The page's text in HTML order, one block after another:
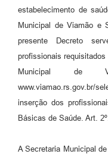
estabelecimento de
Municipal de Viamão e
presente Decreto
profissionais
Municipal de
www.viamao.rs.gov.br/
inserção dos
Básicas de Saúde. Art. 2º.
A Secretaria Municipal